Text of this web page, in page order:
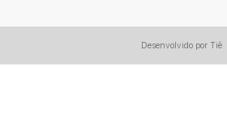
Desenvolvido por Tiê